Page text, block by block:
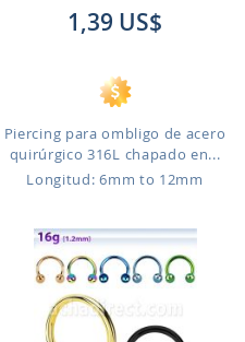
1,39 US$
Piercing para ombligo de acero
quirúrgico 316L chapado en...
Longitud: 6mm to 12mm